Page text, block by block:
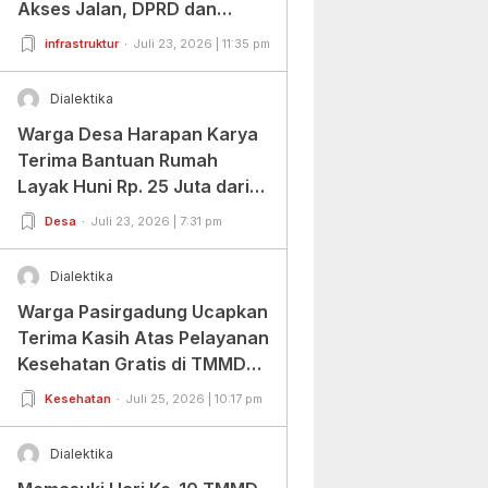
Akses Jalan, DPRD dan
Warga Beri Apresiasi
infrastruktur Juli 23, 2026 | 11:35 pm
Dialektika
Warga Desa Harapan Karya
Terima Bantuan Rumah
Layak Huni Rp. 25 Juta dari
BAZNAS Banten
Desa Juli 23, 2026 | 7:31 pm
Dialektika
Warga Pasirgadung Ucapkan
Terima Kasih Atas Pelayanan
Kesehatan Gratis di TMMD
Ke-129
Kesehatan Juli 25, 2026 | 10:17 pm
Dialektika